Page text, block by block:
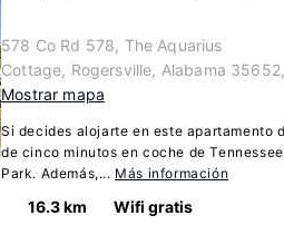
578 Co Rd 578, The Aquarius
Cottage, Rogersville, Alabama
Mostrar mapa
Si decides alojarte en este apartamento
de cinco minutos en coche de
Park. Además,... Más información
16.3 km Wifi gratis